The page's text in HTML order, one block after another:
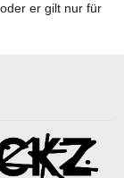
er gilt nur für